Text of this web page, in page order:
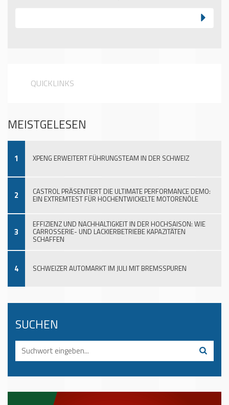
QUICKLINKS
MEISTGELESEN
1 XPENG ERWEITERT FÜHRUNGSTEAM IN DER SCHWEIZ
2 CASTROL PRÄSENTIERT DIE ULTIMATE PERFORMANCE DEMO:
EIN EXTREMTEST FÜR HOCHENTWICKELTE MOTORENÖLE
3
EFFIZIENZ UND NACHHALTIGKEIT IN DER HOCHSAISON: WIE
CARROSSERIE- UND LACKIERBETRIEBE KAPAZITÄTEN
SCHAFFEN
4 SCHWEIZER AUTOMARKT IM JULI MIT BREMSSPUREN
SUCHEN